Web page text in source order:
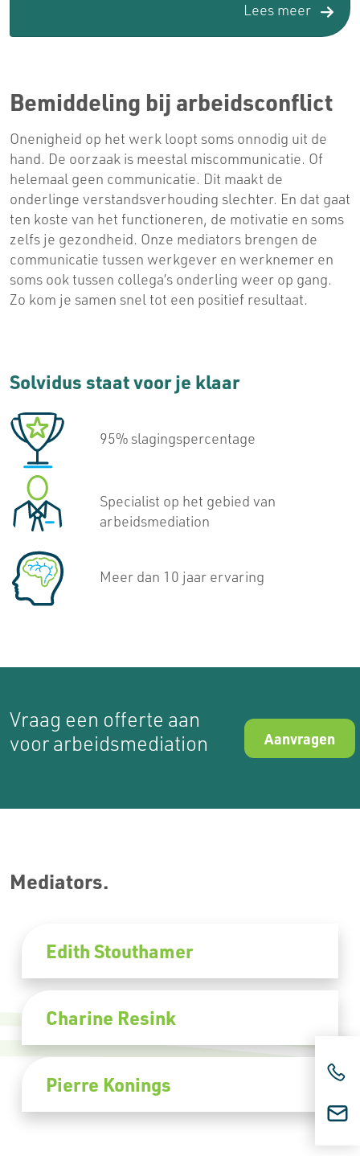
Een goedewerksfeer
leidt tot
Lees meer
Bemiddeling bij arbeidsconflict
Onenigheid op het werk loopt soms onnodig uit de
hand. De oorzaak is meestal miscommunicatie. Of
helemaal geen communicatie. Dit maakt de
onderlinge verstandsverhouding slechter. En dat gaat
ten koste van het functioneren, de motivatie en soms
zelfs je gezondheid. Onze mediators brengen de
communicatie tussen werkgever en werknemer en
soms ook tussen collega’s onderling weer op gang.
Zo kom je samen snel tot een positief resultaat.
Solvidus staat voor je klaar
95% slagingspercentage
Specialist op het gebied van
arbeidsmediation
Meer dan 10 jaar ervaring
Vraag een offerte aan
voor arbeidsmediation
Aanvragen
Mediators.
Edith Stouthamer
Charine Resink
Pierre Konings